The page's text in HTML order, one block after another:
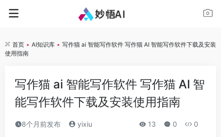
首页 • AI知识库 • 写作猫 ai 智能写作软件 写作猫 AI 智能写作软件下载及安装
使用指南
写作猫 ai 智能写作软件 写作猫 AI 智
能写作软件下载及安装使用指南
8个月前发布 yixiu 13 0 0